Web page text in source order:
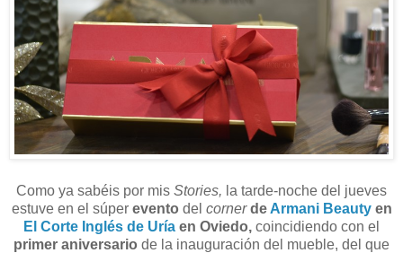
Como ya sabéis por mis Stories, la tarde-noche del jueves
estuve en el súperevento del corner de Armani Beautyen
El Corte Inglés de Uría en Oviedo, coincidiendo con el
primer aniversario de la inauguración del mueble, del que